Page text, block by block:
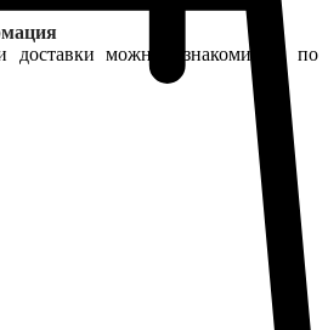
доставки можно ознакомиться по